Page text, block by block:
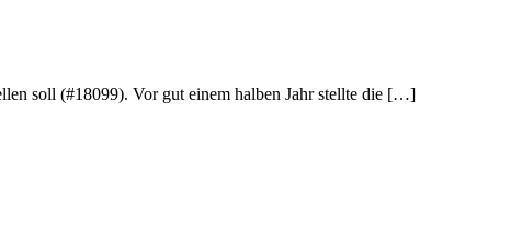
soll (#18099). Vor gut einem halben Jahr stellte die […]